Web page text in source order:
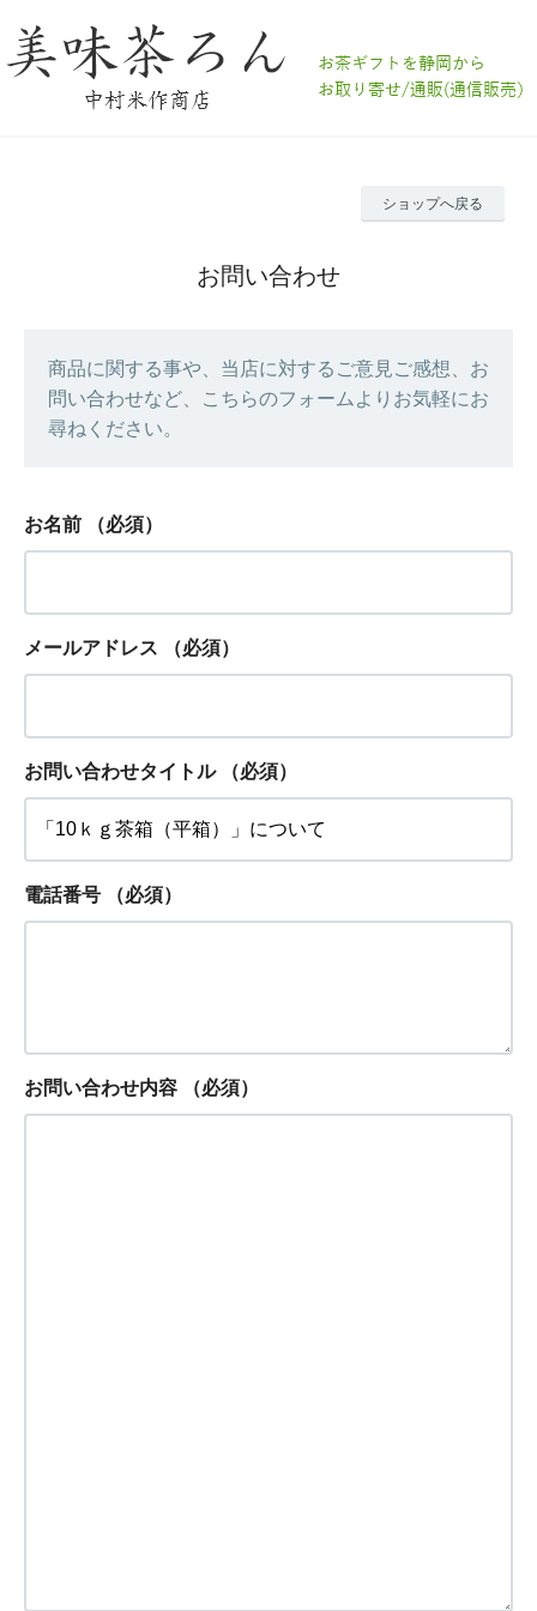
ショップへ戻る
お問い合わせ
商品に関する事や、当店に対するご意見ご感想、お
問い合わせなど、こちらのフォームよりお気軽にお
尋ねください。
お名前 （必須）
メールアドレス （必須）
お問い合わせタイトル （必須）
電話番号 （必須）
お問い合わせ内容 （必須）